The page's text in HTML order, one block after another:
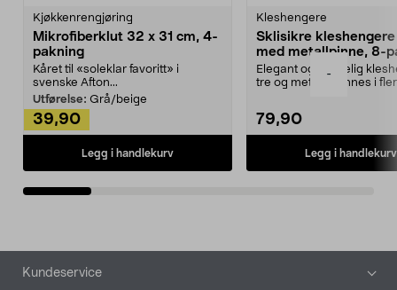
-
Kjøkkenrengjøring
Mikrofiberklut 32 x 31 cm, 4-
pakning
Kåret til «soleklar favoritt» i
svenske Afton...
Utførelse: Grå/beige
39,90
Legg i handlekurv
Kleshengere
Sklisikre
med metallpinne, 8-
Elegant og skikkelig
tre og metall – finnes i
79,90
Legg i handlekurv
Bunntekst
Kundeservice